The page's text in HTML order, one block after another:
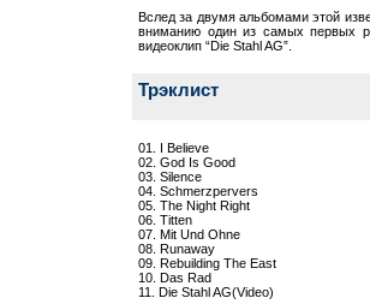
Вслед за двумя альбомами этой
вниманию один из самых первых
видеоклип “Die Stahl AG”.
Трэклист
01. I Believe
02. God Is Good
03. Silence
04. Schmerzpervers
05. The Night Right
06. Titten
07. Mit Und Ohne
08. Runaway
09. Rebuilding The East
10. Das Rad
11. Die Stahl AG(Video)